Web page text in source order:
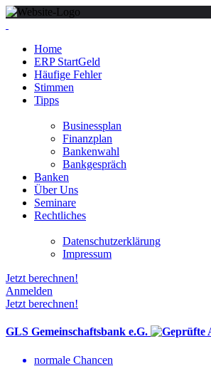
Home
ERP StartGeld
Häufige Fehler
Stimmen
Tipps
Businessplan
Finanzplan
Bankenwahl
Bankgespräch
Banken
Über Uns
Seminare
Rechtliches
Datenschutzerklärung
Impressum
Jetzt berechnen!
Anmelden
Jetzt berechnen!
GLS Gemeinschaftsbank e.G.
normale Chancen